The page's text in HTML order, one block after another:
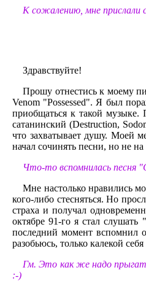
К сожалению, мне прислали
Здравствуйте!
Прошу отнестись к моему
Venom "Possessed". Я был
приобщаться к такой
сатанинский (Destruction,
что захватывает душу. Моей
начал сочинять песни, но не
Что-то вспомнилась песня
Мне настолько нравились
кого-либо стесняться. Но
страха и получал
октябре 91-го я стал
последний момент вспомнил
разобьюсь, только калекой
Гм. Это как же надо
:-)